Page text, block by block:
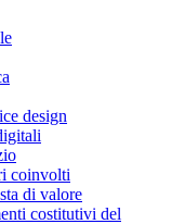
design
coinvolti
di valore
costitutivi del